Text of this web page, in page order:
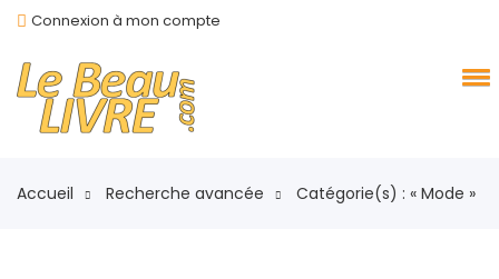
Connexion à mon compte
Accueil Recherche avancée Catégorie(s) : « Mode »